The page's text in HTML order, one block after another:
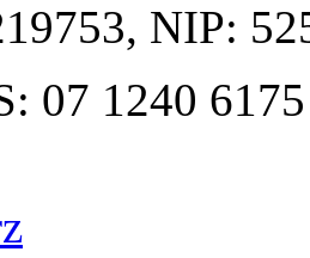
, NIP:
07 1240